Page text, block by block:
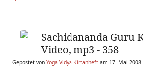
Sachidananda Guru
Video, mp3 - 358
Gepostet von Yoga Vidya Kirtanheft am 17. Mai 2008